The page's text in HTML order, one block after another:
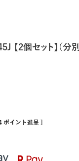
【2個セット】（分
ポイント進呈 ]